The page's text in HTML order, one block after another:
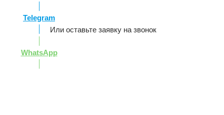
Telegram
Или оставьте заявку на звонок
WhatsApp